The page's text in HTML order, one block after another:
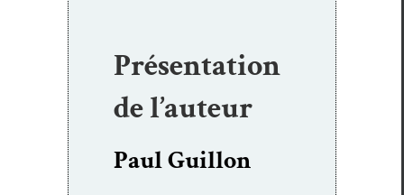
Présentation
de l’auteur
Paul Guillon